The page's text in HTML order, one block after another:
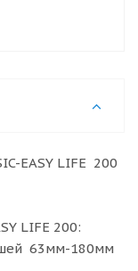
EASY LIFE 200
LIFE 200:
63мм-180мм